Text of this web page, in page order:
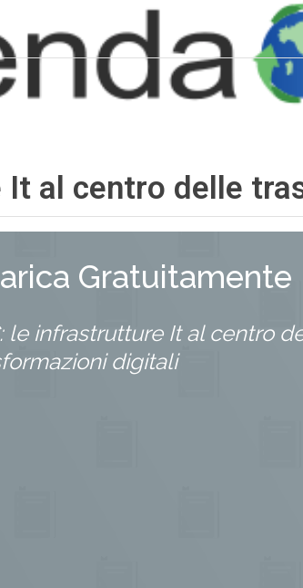
It al centro delle
Gratuitamente
le infrastrutture It al centro
digitali